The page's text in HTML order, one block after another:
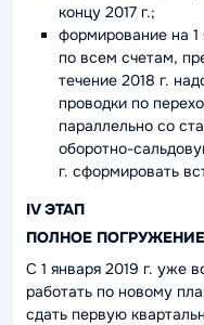
концу 2017 г.;
формирование на 1
по всем счетам,
течение 2018 г.
проводки по
параллельно со
оборотно-
г. сформировать
IV ЭТАП
ПОЛНОЕ ПОГРУЖЕНИЕ
С 1 января 2019 г. уже
работать по новому
сдать первую